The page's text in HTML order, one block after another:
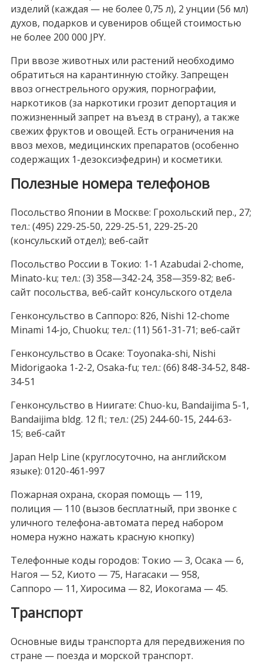
изделий (каждая — не более 0,75 л), 2 унции (56 мл)
духов, подарков и сувениров общей стоимостью
не более 200 000 JPY.
При ввозе животных или растений необходимо
обратиться на карантинную стойку. Запрещен
ввоз огнестрельного оружия, порнографии,
наркотиков (за наркотики грозит депортация и
пожизненный запрет на въезд в страну), а также
свежих фруктов и овощей. Есть ограничения на
ввоз мехов, медицинских препаратов (особенно
содержащих 1-дезоксиэфедрин) и косметики.
Полезные номера телефонов
Посольство Японии в Москве: Грохольский пер., 27;
тел.: (495) 229-25-50, 229-25-51, 229-25-20
(консульский отдел); веб-сайт
Посольство России в Токио: 1-1 Azabudai 2-chome,
Minato-ku; тел.: (3) 358—342-24, 358—359-82; веб-
сайт посольства, веб-сайт консульского отдела
Генконсульство в Саппоро: 826, Nishi 12-chome
Minami 14-jo, Chuoku; тел.: (11) 561-31-71; веб-сайт
Генконсульство в Осаке: Toyonaka-shi, Nishi
Midorigaoka 1-2-2, Osaka-fu; тел.: (66) 848-34-52, 848-
34-51
Генконсульство в Ниигате: Chuo-ku, Bandaijima 5-1,
Bandaijima bldg. 12 fl.; тел.: (25) 244-60-15, 244-63-
15; веб-сайт
Japan Help Line (круглосуточно, на английском
языке): 0120-461-997
Пожарная охрана, скорая помощь — 119,
полиция — 110 (вызов бесплатный, при звонке с
уличного телефона-автомата перед набором
номера нужно нажать красную кнопку)
Телефонные коды городов: Токио — 3, Осака — 6,
Нагоя — 52, Киото — 75, Нагасаки — 958,
Саппоро — 11, Хиросима — 82, Иокогама — 45.
Транспорт
Основные виды транспорта для передвижения по
стране — поезда и морской транспорт.